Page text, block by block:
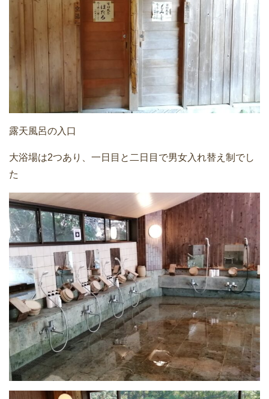
露天風呂の入口
大浴場は2つあり、一日目と二日目で男女入れ替え制でし
た